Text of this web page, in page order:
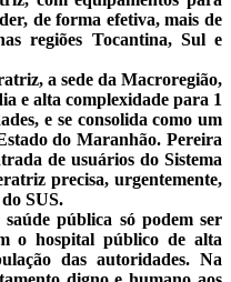
de forma efetiva, mais de
regiões Tocantina, Sul e
a sede da Macroregião,
e alta complexidade para 1
e se consolida como um
do Maranhão. Pereira
de usuários do Sistema
precisa, urgentemente,
SUS.
pública só podem ser
o hospital público de alta
das autoridades. Na